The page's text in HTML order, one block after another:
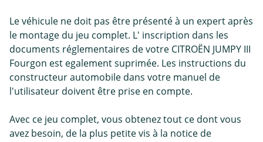
Le véhicule ne doit pas être présenté à un expert après
le montage du jeu complet. L' inscription dans les
documents réglementaires de votre CITROËN JUMPY III
Fourgon est egalement suprimée. Les instructions du
constructeur automobile dans votre manuel de
l'utilisateur doivent être prise en compte.
Avec ce jeu complet, vous obtenez tout ce dont vous
avez besoin, de la plus petite vis à la notice de